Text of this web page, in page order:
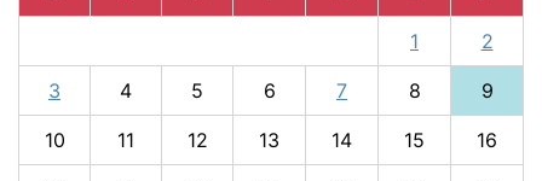
1 2
3 4 5 6 7 8 9
10 11 12 13 14 15 16